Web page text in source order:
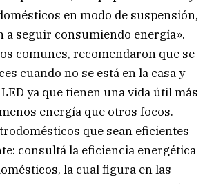
en modo de suspensión,
a seguir consumiendo energía».
comunes, recomendaron que se
cuando no se está en la casa y
ya que tienen una vida útil más
energía que otros focos.
que sean eficientes
consultá la eficiencia energética
la cual figura en las